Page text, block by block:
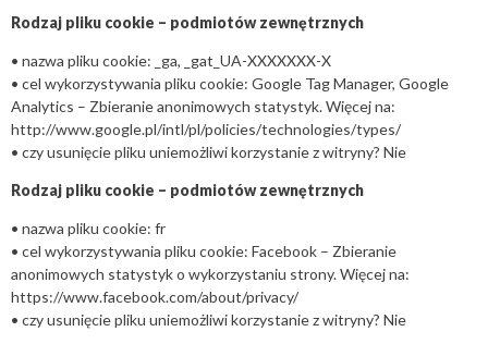
Rodzaj pliku cookie – podmiotów zewnętrznych
• nazwa pliku cookie: _ga, _gat_UA-XXXXXXX-X
• cel wykorzystywania pliku cookie: Google Tag Manager, Google
Analytics – Zbieranie anonimowych statystyk. Więcej na:
http://www.google.pl/intl/pl/policies/technologies/types/
• czy usunięcie pliku uniemożliwi korzystanie z witryny? Nie
Rodzaj pliku cookie – podmiotów zewnętrznych
• nazwa pliku cookie: fr
• cel wykorzystywania pliku cookie: Facebook – Zbieranie
anonimowych statystyk o wykorzystaniu strony. Więcej na:
https://www.facebook.com/about/privacy/
• czy usunięcie pliku uniemożliwi korzystanie z witryny? Nie